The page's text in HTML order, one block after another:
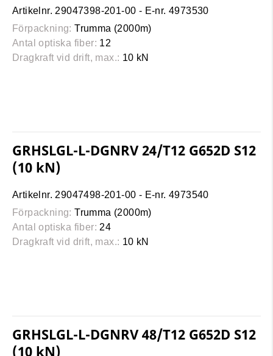
Artikelnr. 29047398-201-00 - E-nr. 4973530
Förpackning: Trumma (2000m)
Antal optiska fiber: 12
Dragkraft vid drift, max.: 10 kN
GRHSLGL-L-DGNRV 24/T12 G652D S12
(10 kN)
Artikelnr. 29047498-201-00 - E-nr. 4973540
Förpackning: Trumma (2000m)
Antal optiska fiber: 24
Dragkraft vid drift, max.: 10 kN
GRHSLGL-L-DGNRV 48/T12 G652D S12
(10 kN)